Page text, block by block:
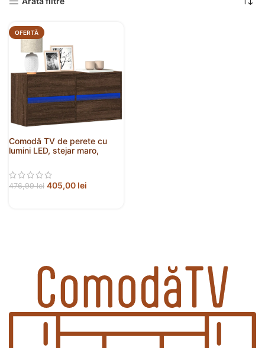
OFERTĂ
Comodă TV de perete cu
lumini LED, stejar maro,
476,99lei 405,00 lei